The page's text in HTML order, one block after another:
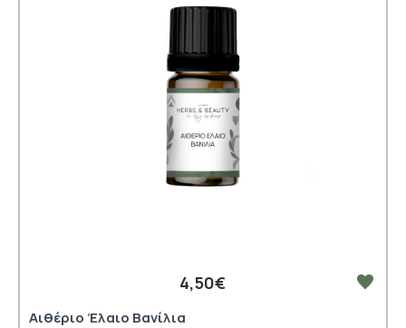
4,50€
Αιθέριο Έλαιο Βανίλια